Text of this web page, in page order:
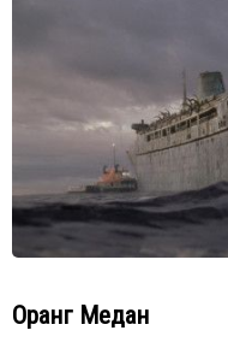
Оранг Медан